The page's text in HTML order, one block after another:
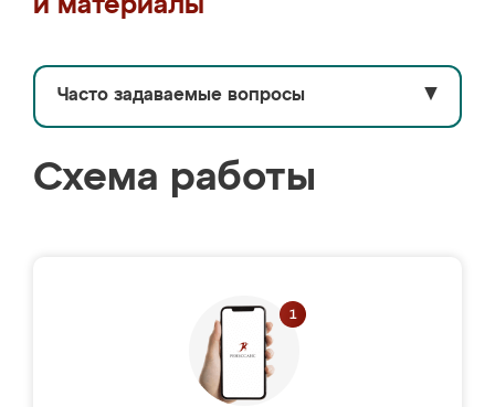
и материалы
Часто задаваемые вопросы ▼
Схема работы